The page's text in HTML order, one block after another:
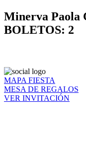
Minerva Paola
BOLETOS: 2
MAPA FIESTA
MESA DE REGALOS
VER INVITACIÓN